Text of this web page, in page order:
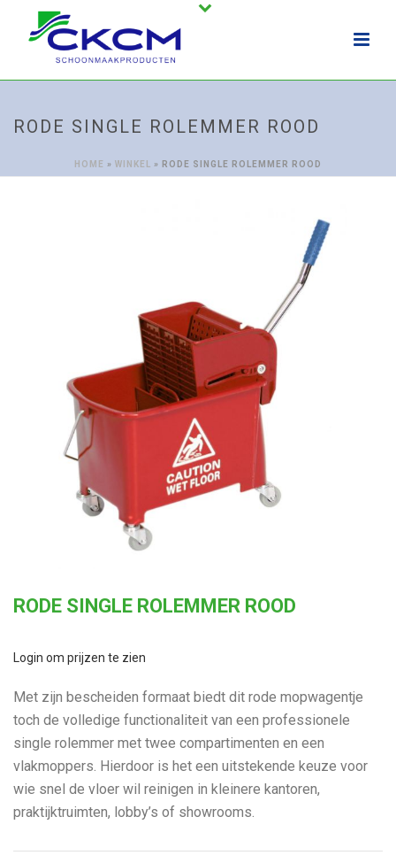
RODE SINGLE ROLEMMER ROOD
HOME » WINKEL » RODE SINGLE ROLEMMER ROOD
RODE SINGLE ROLEMMER ROOD
Login om prijzen te zien
Met zijn bescheiden formaat biedt dit rode mopwagentje
toch de volledige functionaliteit van een professionele
single rolemmer met twee compartimenten en een
vlakmoppers. Hierdoor is het een uitstekende keuze voor
wie snel de vloer wil reinigen in kleinere kantoren,
praktijktruimten, lobby’s of showrooms.